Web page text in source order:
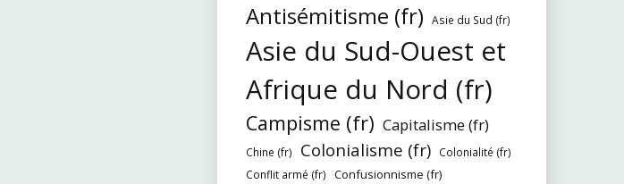
Antisémitisme (fr) Asie du Sud (fr)
Asie du Sud-Ouest et
Afrique du Nord (fr)
Campisme (fr) Capitalisme (fr)
Chine (fr) Colonialisme (fr)
Colonialité (fr)
Conflit armé (fr)
Confusionnisme (fr)